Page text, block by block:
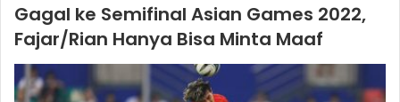
Gagal ke Semifinal Asian Games 2022,
Fajar/Rian Hanya Bisa Minta Maaf